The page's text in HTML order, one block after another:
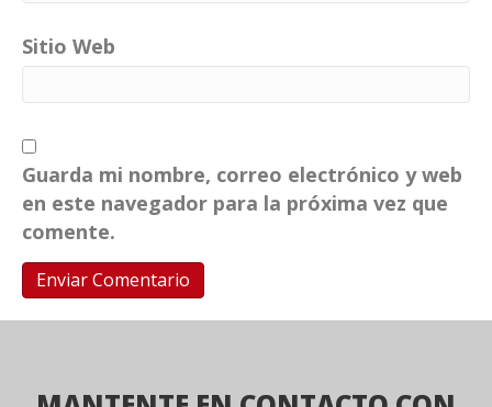
Sitio Web
Guarda mi nombre, correo electrónico y web
en este navegador para la próxima vez que
comente.